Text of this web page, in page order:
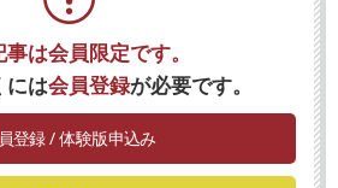
事は会員限定です。
には会員登録が必要です。
登録 / 体験版申込み